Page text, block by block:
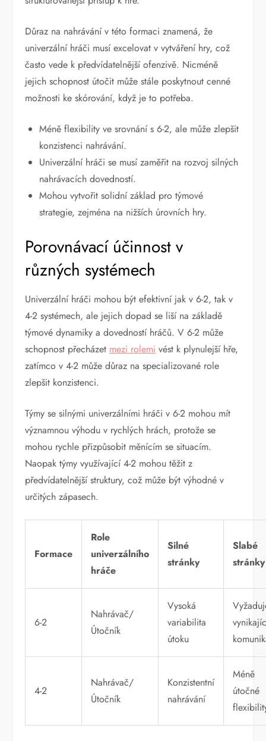
Důraz na nahrávání v této formaci znamená, že
univerzální hráči musí excelovat v vytváření hry, což
často vede k předvídatelnější ofenzivě. Nicméně
jejich schopnost útočit může stále poskytnout cenné
možnosti ke skórování, když je to potřeba.
Méně flexibility ve srovnání s 6-2, ale může zlepšit
konzistenci nahrávání.
Univerzální hráči se musí zaměřit na rozvoj silných
nahrávacích dovedností.
Mohou vytvořit solidní základ pro týmové
strategie, zejména na nižších úrovních hry.
Porovnávací účinnost v
různých systémech
Univerzální hráči mohou být efektivní jak v 6-2, tak v
4-2 systémech, ale jejich dopad se liší na základě
týmové dynamiky a dovedností hráčů. V 6-2 může
schopnost přecházet mezi rolemi vést k plynulejší hře,
zatímco v 4-2 může důraz na specializované role
zlepšit konzistenci.
Týmy se silnými univerzálními hráči v 6-2 mohou mít
významnou výhodu v rychlých hrách, protože se
mohou rychle přizpůsobit měnícím se situacím.
Naopak týmy využívající 4-2 mohou těžit z
předvídatelnější struktury, což může být výhodné v
určitých zápasech.
Formace
Role
univerzálního
hráče
Silné
stránky
Slabé
stránky
6-2
Nahrávač/
Útočník
Vysoká
variabilita
útoku
4-2
Nahrávač/
Útočník
Konzistentní
nahrávání
Méně
útočné